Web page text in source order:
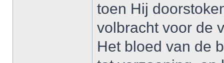
toen Hij
volbracht voor de
Het bloed van de